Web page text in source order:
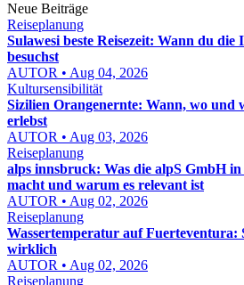
Neue Beiträge
Reiseplanung
Sulawesi beste Reisezeit: Wann du
besuchst
AUTOR • Aug 04, 2026
Kultursensibilität
Sizilien Orangenernte: Wann, wo und
erlebst
AUTOR • Aug 03, 2026
Reiseplanung
alps innsbruck: Was die alpS GmbH
macht und warum es relevant ist
AUTOR • Aug 02, 2026
Reiseplanung
Wassertemperatur auf Fuerteventura:
wirklich
AUTOR • Aug 02, 2026
Reiseplanung